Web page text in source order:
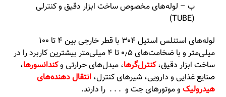
ب – لوله‌های مخصوص ساخت ابزار دقیق و کنترلی
(TUBE)
لوله‌های استنلس استیل ۳۰۴ با قطر خارجی بین ۴ تا ۱۰۰
میلی‌متر و با ضخامت‌های ۰٫۵ تا ۴ میلی‌متر بیشترین کاربرد را در
ساخت ابزار دقیق،کنترل‌گرها، مبدل‌های حرارتی وکندانسورها،
صنایع غذایی و دارویی، شیرهای کنترل،انتقال دهنده‌های
هیدرولیک و موتورهای جت و . . . را دارند.